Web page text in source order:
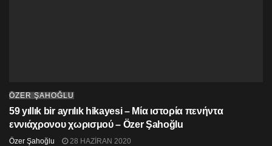
ÖZER ŞAHOĞLU
59 yıllık bir ayrılık hikayesi – Μία ιστορία πενήντα
εννιάχρονου χωρισμού – Özer Şahoğlu
Özer Şahoğlu 28 HAZIRAN 2020